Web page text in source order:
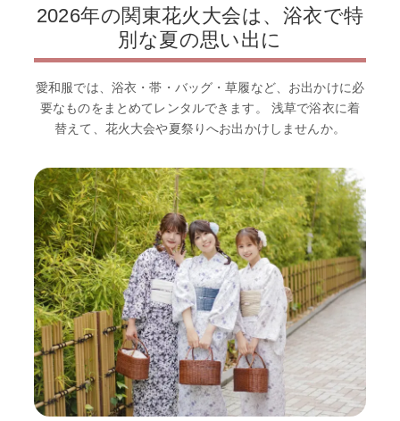
2026年の関東花火大会は、浴衣で特
別な夏の思い出に
愛和服では、浴衣・帯・バッグ・草履など、お出かけに必
要なものをまとめてレンタルできます。 浅草で浴衣に着
替えて、花火大会や夏祭りへお出かけしませんか。